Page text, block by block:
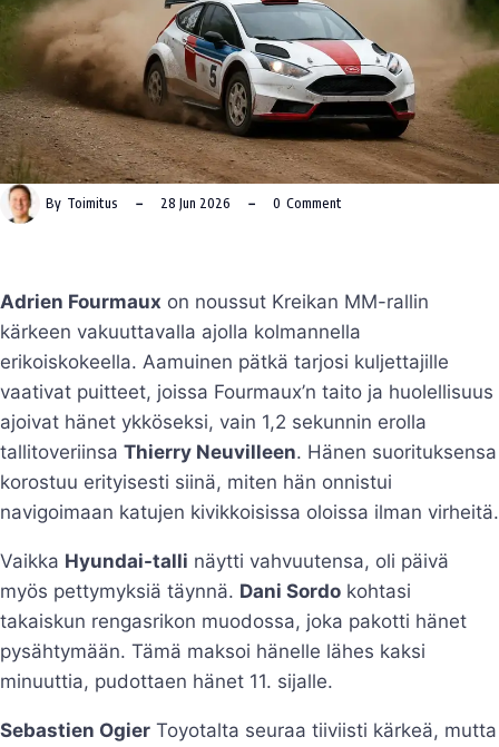
By Toimitus 28 Jun 2026 0 Comment
Adrien Fourmaux on noussut Kreikan MM-rallin
kärkeen vakuuttavalla ajolla kolmannella
erikoiskokeella. Aamuinen pätkä tarjosi kuljettajille
vaativat puitteet, joissa Fourmaux’n taito ja huolellisuus
ajoivat hänet ykköseksi, vain 1,2 sekunnin erolla
tallitoveriinsa Thierry Neuvilleen. Hänen suorituksensa
korostuu erityisesti siinä, miten hän onnistui
navigoimaan katujen kivikkoisissa oloissa ilman virheitä.
Vaikka Hyundai-talli näytti vahvuutensa, oli päivä
myös pettymyksiä täynnä. Dani Sordo kohtasi
takaiskun rengasrikon muodossa, joka pakotti hänet
pysähtymään. Tämä maksoi hänelle lähes kaksi
minuuttia, pudottaen hänet 11. sijalle.
Sebastien Ogier Toyotalta seuraa tiiviisti kärkeä, mutta